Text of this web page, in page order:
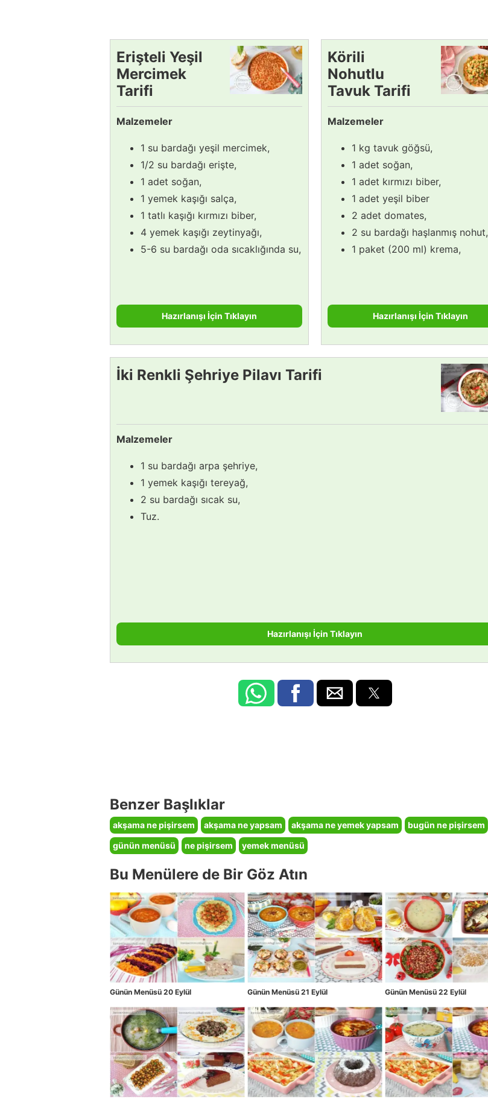
Erişteli Yeşil
Mercimek
Tarifi
Malzemeler
1 su bardağı yeşil mercimek,
1/2 su bardağı erişte,
1 adet soğan,
1 yemek kaşığı salça,
1 tatlı kaşığı kırmızı biber,
4 yemek kaşığı zeytinyağı,
5-6 su bardağı oda sıcaklığında su,
Hazırlanışı İçin Tıklayın
Körili
Nohutlu
Tavuk Tarifi
Malzemeler
1 kg tavuk göğsü,
1 adet soğan,
1 adet kırmızı biber,
1 adet yeşil biber
2 adet domates,
2 su bardağı haşlanmış nohut,
1 paket (200 ml) krema,
Hazırlanışı İçin Tıklayın
İki Renkli Şehriye Pilavı Tarifi
Malzemeler
1 su bardağı arpa şehriye,
1 yemek kaşığı tereyağ,
2 su bardağı sıcak su,
Tuz.
Hazırlanışı İçin Tıklayın
Benzer Başlıklar
akşama ne pişirsem akşama ne yapsam akşama ne yemek yapsam
bugün ne pişirsem
günün menüsü
ne pişirsem yemek menüsü
Bu Menülere de Bir Göz Atın
Günün Menüsü 20 Eylül Günün Menüsü 21 Eylül Günün Menüsü 22 Eylül